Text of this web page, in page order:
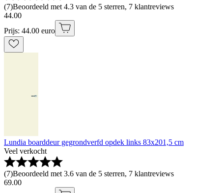
(7)Beoordeeld met 4.3 van de 5 sterren, 7 klantreviews
44.00
Prijs: 44.00 euro
Lundia boarddeur gegrondverfd opdek links 83x201,5 cm
Veel verkocht
(7)Beoordeeld met 3.6 van de 5 sterren, 7 klantreviews
69.00